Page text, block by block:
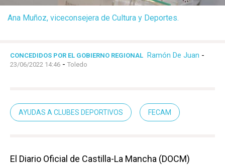
Ana Muñoz, viceconsejera de Cultura y Deportes.
CONCEDIDOS POR EL GOBIERNO REGIONAL Ramón De Juan -
23/06/2022 14:46 - Toledo
AYUDAS A CLUBES DEPORTIVOS FECAM
El Diario Oficial de Castilla-La Mancha (DOCM)